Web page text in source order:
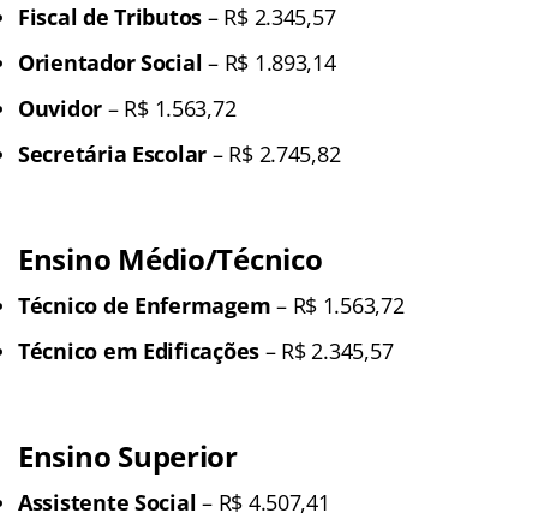
Fiscal de Tributos – R$ 2.345,57
Orientador Social – R$ 1.893,14
Ouvidor – R$ 1.563,72
Secretária Escolar – R$ 2.745,82
Ensino Médio/Técnico
Técnico de Enfermagem – R$ 1.563,72
Técnico em Edificações – R$ 2.345,57
Ensino Superior
Assistente Social – R$ 4.507,41